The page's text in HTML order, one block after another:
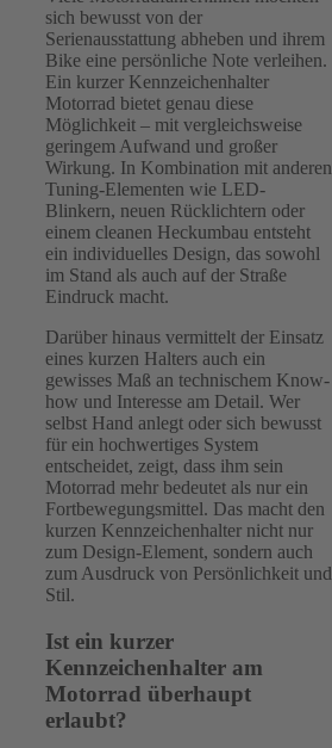
sich bewusst von der
Serienausstattung abheben und ihrem
Bike eine persönliche Note verleihen.
Ein kurzer Kennzeichenhalter
Motorrad bietet genau diese
Möglichkeit – mit vergleichsweise
geringem Aufwand und großer
Wirkung. In Kombination mit anderen
Tuning-Elementen wie LED-
Blinkern, neuen Rücklichtern oder
einem cleanen Heckumbau entsteht
ein individuelles Design, das sowohl
im Stand als auch auf der Straße
Eindruck macht.
Darüber hinaus vermittelt der Einsatz
eines kurzen Halters auch ein
gewisses Maß an technischem Know-
how und Interesse am Detail. Wer
selbst Hand anlegt oder sich bewusst
für ein hochwertiges System
entscheidet, zeigt, dass ihm sein
Motorrad mehr bedeutet als nur ein
Fortbewegungsmittel. Das macht den
kurzen Kennzeichenhalter nicht nur
zum Design-Element, sondern auch
zum Ausdruck von Persönlichkeit und
Stil.
Ist ein kurzer
Kennzeichenhalter am
Motorrad überhaupt
erlaubt?